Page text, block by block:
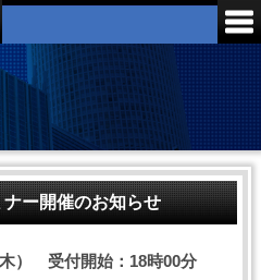
ー開催のお知らせ
） 受付開始：18時00分